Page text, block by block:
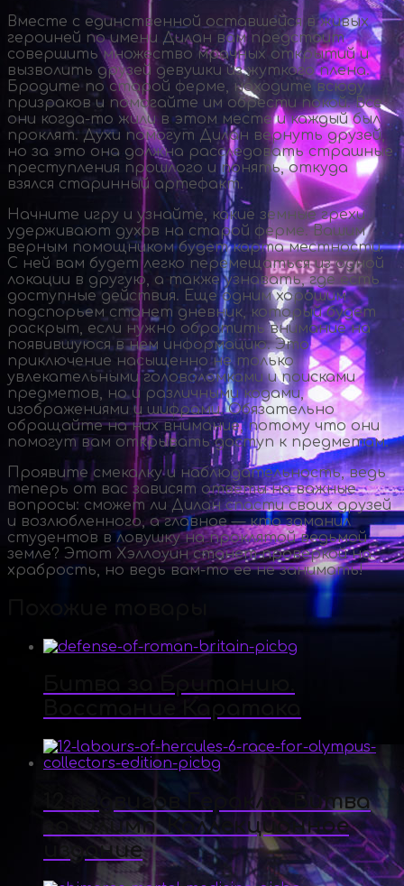
Вместе с единственной оставшейся в живых
героиней по имени Дилан вам предстоит
совершить множество мрачных открытий и
вызволить друзей девушки из жуткого плена.
Бродите по старой ферме, находите всюду
призраков и помогайте им обрести покой. Все
они когда-то жили в этом месте и каждый был
проклят. Духи помогут Дилан вернуть друзей,
но за это она должна расследовать страшные
преступления прошлого и понять, откуда
взялся старинный артефакт.
Начните игру и узнайте, какие земные грехи
удерживают духов на старой ферме. Вашим
верным помощником будет карта местности.
С ней вам будет легко перемещаться из одной
локации в другую, а также узнавать, где есть
доступные действия. Еще одним хорошим
подспорьем станет дневник, который будет
раскрыт, если нужно обратить внимание на
появившуюся в нем информацию. Это
приключение насыщенно не только
увлекательными головоломками и поисками
предметов, но и различными кодами,
изображениями и шифрами. Обязательно
обращайте на них внимание, потому что они
помогут вам открывать доступ к предметам.
Проявите смекалку и наблюдательность, ведь
теперь от вас зависят ответы на важные
вопросы: сможет ли Дилан спасти своих друзей
и возлюбленного, а главное — кто заманил
студентов в ловушку на проклятой ведьмой
земле? Этот Хэллоуин станет проверкой на
храбрость, но ведь вам-тоее не занимать!
12 подвигов Геракла. Битва
за Олимп. Коллекционное
издание